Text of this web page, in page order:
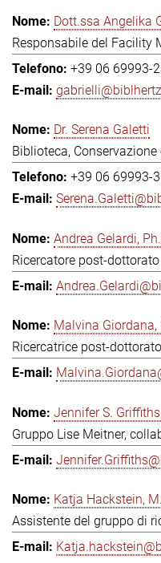
Dott.ssa Angelika
Responsabile del Facility
+39 06 69993-
Dr. Serena Galetti
Biblioteca, Conservazione
+39 06 69993-
Andrea Gelardi,
Ricercatore post-dottorato
Malvina Giordana,
Ricercatrice post-dottorato
Jennifer S.
Gruppo Lise Meitner,
Katja Hackstein,
Assistente del gruppo di